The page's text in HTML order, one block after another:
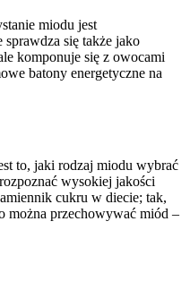
miodu jest
się także jako
komponuje się z owocami
batony energetyczne na
to, jaki rodzaj miodu wybrać
wysokiej jakości
cukru w diecie; tak,
można przechowywać miód –